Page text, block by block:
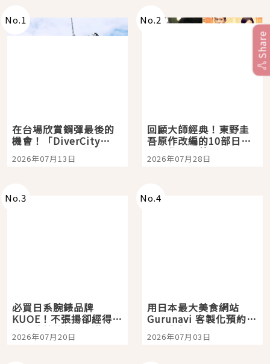
No.1
在台場欣賞鋼彈最後的
機會！「DiverCity
Tokyo Plaza」搭船、
購物、美食及夜景，一
2026年07月13日
No.2
回顧大師經典！東野圭
吾原作改編的10部日本
影視作品推薦
2026年07月28日
No.3
必買日系腕錶品牌
KUOE！不張揚卻經得起
時間洗鍊的經典之作五
選
2026年07月20日
No.4
用日本最大美食網站
Gurunavi 客製化預約九
大都市餐廳，打造專屬
美食體驗！
2026年07月03日
Share